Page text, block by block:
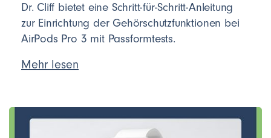
Dr. Cliff bietet eine Schritt-für-Schritt-Anleitung
zur Einrichtung der Gehörschutzfunktionen bei
AirPods Pro 3 mit Passformtests.
Mehr lesen